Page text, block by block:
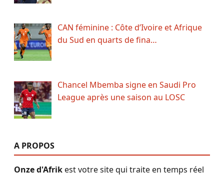
CAN féminine : Côte d’Ivoire et Afrique
du Sud en quarts de fina…
Chancel Mbemba signe en Saudi Pro
League après une saison au LOSC
A PROPOS
Onze d'Afrikest votre site qui traite en temps réel